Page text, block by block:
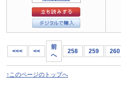
<<< <<
前
へ
258 259 260
↑このページのトップへ